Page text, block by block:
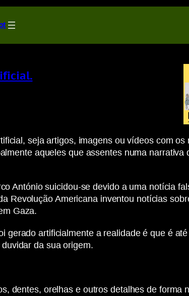
seja artigos, imagens ou vídeos com os
aqueles que assentes numa narrativa
António suicidou-se devido a uma notícia
Revolução Americana inventou notícias
Gaza.
gerado artificialmente a realidade é que é
da sua origem.
dentes, orelhas e outros detalhes de forma